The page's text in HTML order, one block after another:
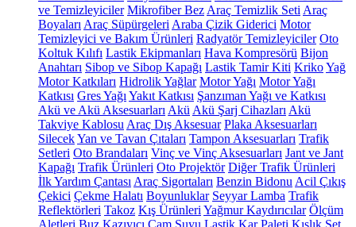
ve Temizleyiciler Mikrofiber Bez Araç Temizlik Seti Araç
Boyaları Araç Süpürgeleri Araba Çizik Giderici Motor
Temizleyici ve Bakım Ürünleri Radyatör Temizleyiciler Oto
Koltuk Kılıfı Lastik Ekipmanları Hava Kompresörü Bijon
Anahtarı Sibop ve Sibop Kapağı Lastik Tamir Kiti KrikoYağ
Motor Katkıları Hidrolik Yağlar Motor Yağı Motor Yağı
Katkısı Gres Yağı Yakıt Katkısı Şanzıman Yağı ve Katkısı
Akü ve Akü Aksesuarları Akü Akü Şarj Cihazları Akü
Takviye Kablosu Araç Dış Aksesuar Plaka Aksesuarları
SilecekYan ve Tavan Çıtaları Tampon Aksesuarları Trafik
Setleri Oto Brandaları Vinç ve Vinç Aksesuarları Jant ve Jant
Kapağı Trafik Ürünleri Oto Projektör Diğer Trafik Ürünleri
İlk Yardım Çantası Araç Sigortaları Benzin Bidonu Acil Çıkış
Çekici Çekme Halatı Boyunluklar Seyyar Lamba Trafik
Reflektörleri Takoz Kış Ürünleri Yağmur Kaydırıcılar Ölçüm
Aletleri Buz Kazıyıcı Cam Suyu Lastik Kar Paleti Kışlık Set